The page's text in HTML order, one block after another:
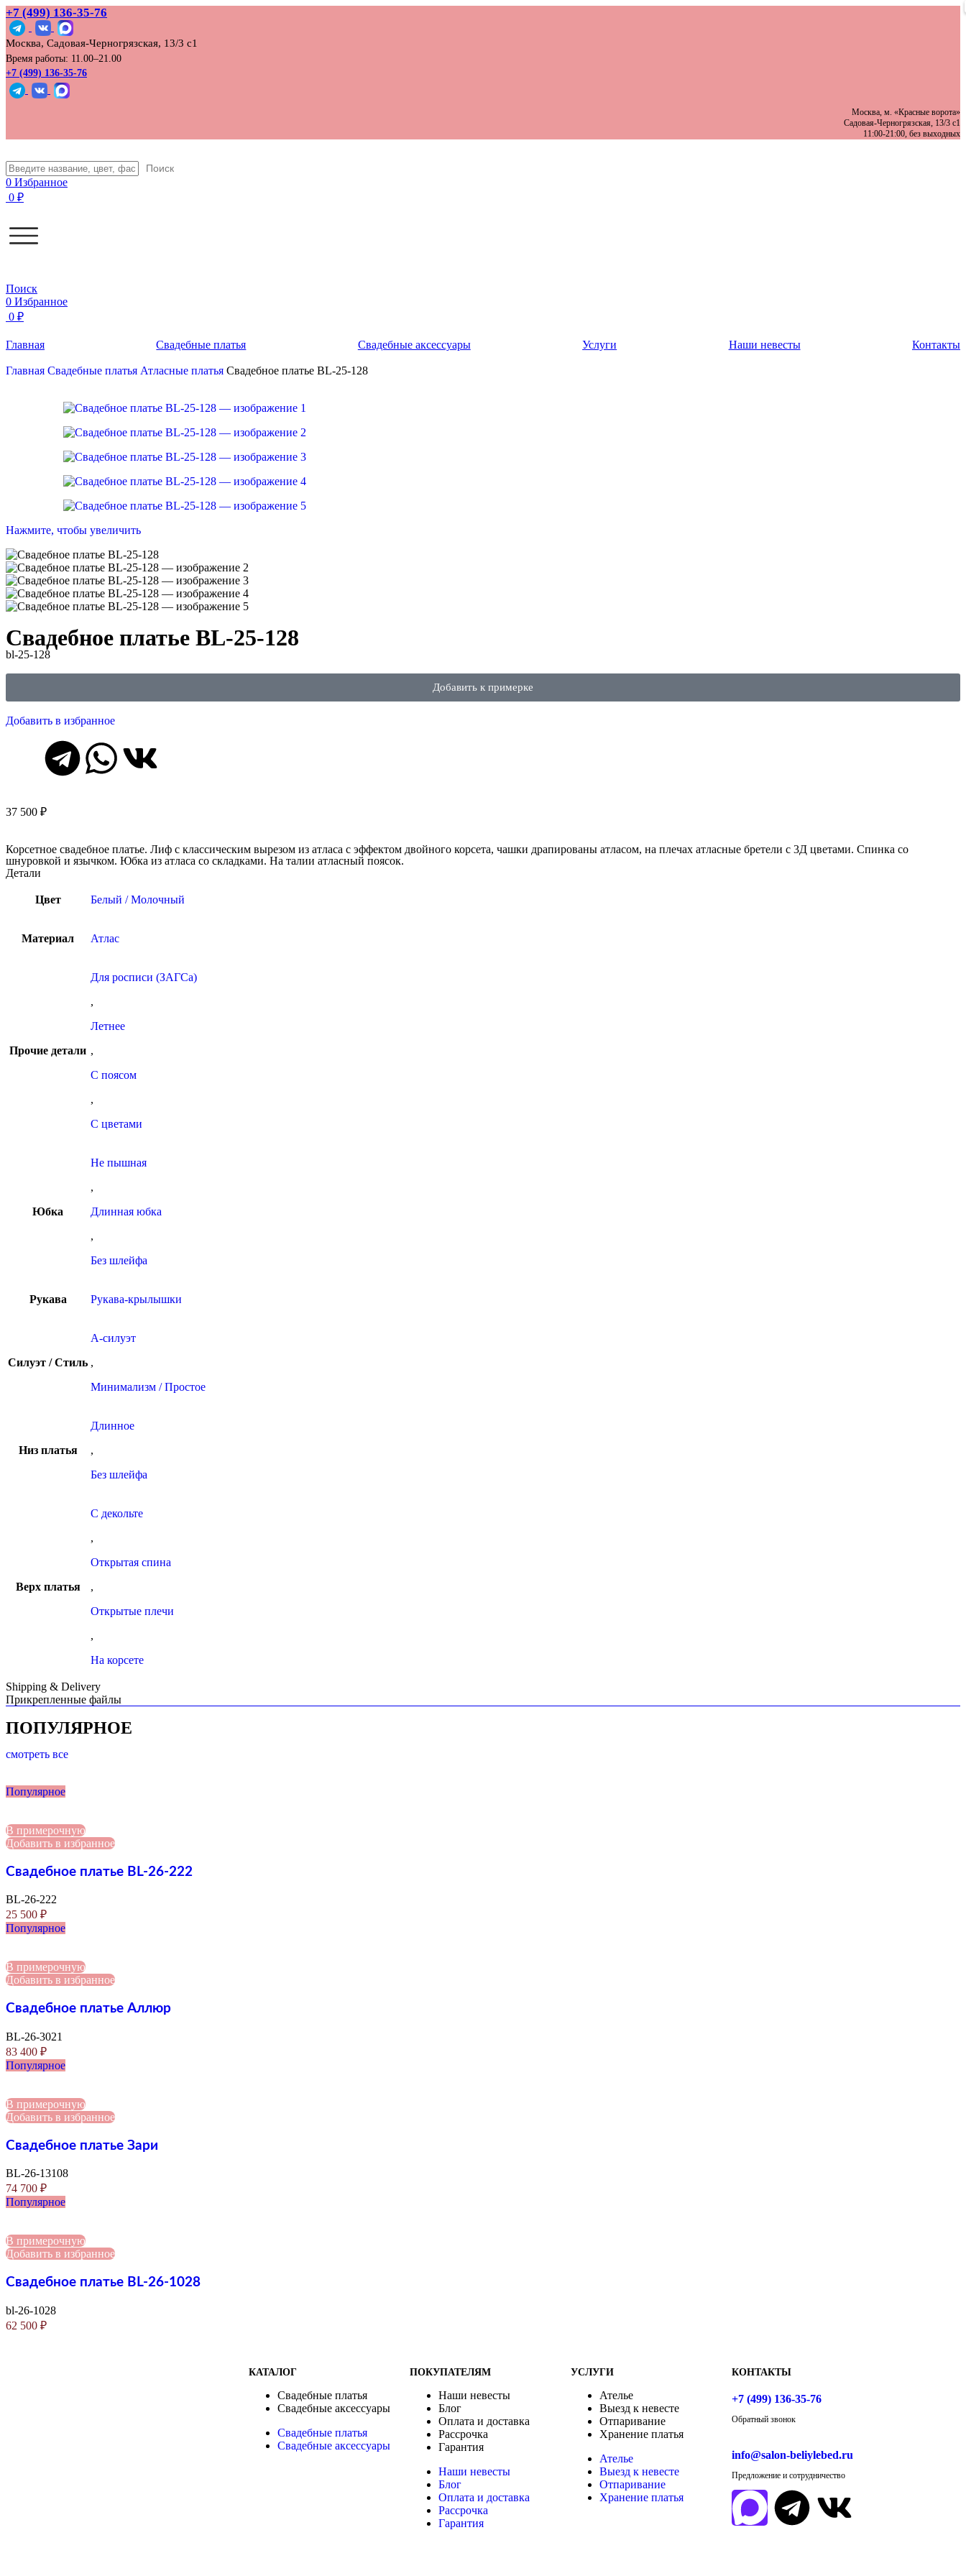
+7 (499) 136‑35‑76
Москва, Садовая-Черногрязская, 13/3 с1
Время работы: 11.00–21.00
+7 (499) 136-35-76
Москва, м. «Красные ворота»
Садовая-Черногрязская, 13/3 с1
11:00-21:00, без выходных
Поиск
0 Избранное
0 ₽
Поиск
0 Избранное
0 ₽
Главная Свадебные платья Свадебные аксессуары Услуги Наши невесты Контакты
Главная Свадебные платья Атласные платья Свадебное платье BL-25-128
Нажмите, чтобы увеличить
Свадебное платье BL-25-128
bl-25-128
Добавить к примерке
Добавить в избранное
37 500 ₽
Корсетное свадебное платье. Лиф с классическим вырезом из атласа с эффектом двойного корсета, чашки драпированы атласом, на плечах атласные бретели с 3Д цветами. Спинка со
шнуровкой и язычком. Юбка из атласа со складками. На талии атласный поясок.
Детали
Цвет Белый / Молочный
Материал Атлас
Прочие детали
Для росписи (ЗАГСа)
,
Летнее
,
С поясом
,
С цветами
Юбка
Не пышная
,
Длинная юбка
,
Без шлейфа
Рукава Рукава-крылышки
Силуэт / Стиль
А-силуэт
,
Минимализм / Простое
Низ платья
Длинное
,
Без шлейфа
Верх платья
С декольте
,
Открытая спина
,
Открытые плечи
,
На корсете
Shipping & Delivery
Прикрепленные файлы
ПОПУЛЯРНОЕ
смотреть все
Популярное
В примерочную
Добавить в избранное
Свадебное платье BL-26-222
BL-26-222
25 500 ₽
Популярное
В примерочную
Добавить в избранное
Свадебное платье Аллюр
BL-26-3021
83 400 ₽
Популярное
В примерочную
Добавить в избранное
Свадебное платье Зари
BL-26-13108
74 700 ₽
Популярное
В примерочную
Добавить в избранное
Свадебное платье BL-26-1028
bl-26-1028
62 500 ₽
КАТАЛОГ
Свадебные платья
Свадебные аксессуары
Свадебные платья
Свадебные аксессуары
ПОКУПАТЕЛЯМ
Наши невесты
Блог
Оплата и доставка
Рассрочка
Гарантия
Наши невесты
Блог
Оплата и доставка
Рассрочка
Гарантия
УСЛУГИ
Ателье
Выезд к невесте
Отпаривание
Хранение платья
Ателье
Выезд к невесте
Отпаривание
Хранение платья
КОНТАКТЫ
+7 (499) 136-35-76
Обратный звонок
info@salon-beliylebed.ru
Предложение и сотрудничество